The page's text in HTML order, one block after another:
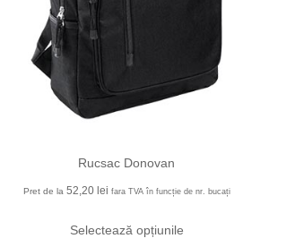
Rucsac Donovan
Pret de la 52,20 lei fara TVA în funcție de nr. bucați
Selectează opțiunile